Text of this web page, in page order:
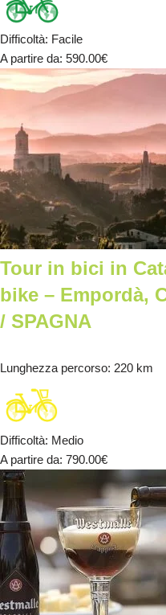
Difficoltà: Facile
A partire da: 590.00€
Tour in bici in
bike – Empordà,
/ SPAGNA
Lunghezza percorso: 220 km
Difficoltà: Medio
A partire da: 790.00€